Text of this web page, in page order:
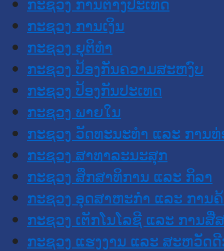
ກະຊວງ ການເງິນ
ກະຊວງ ຍຸຕິທໍາ
ກະຊວງ ປ້ອງກັນຄວາມສະຫງົບ
ກະຊວງ ປ້ອງກັນປະເທດ
ກະຊວງ ພາຍໃນ
ກະຊວງ ວັດທະນະທຳ ແລະ ການ
ກະຊວງ ສາທາລະນະສຸກ
ກະຊວງ ສຶກສາທິການ ແລະ ກິລາ
ກະຊວງ ອຸດສາຫະກຳ ແລະ ການ
ກະຊວງ ເຕັກໂນໂລຊີ ແລະ ການສື່
ກະຊວງ ແຮງງານ ແລະ ສະຫວັດ